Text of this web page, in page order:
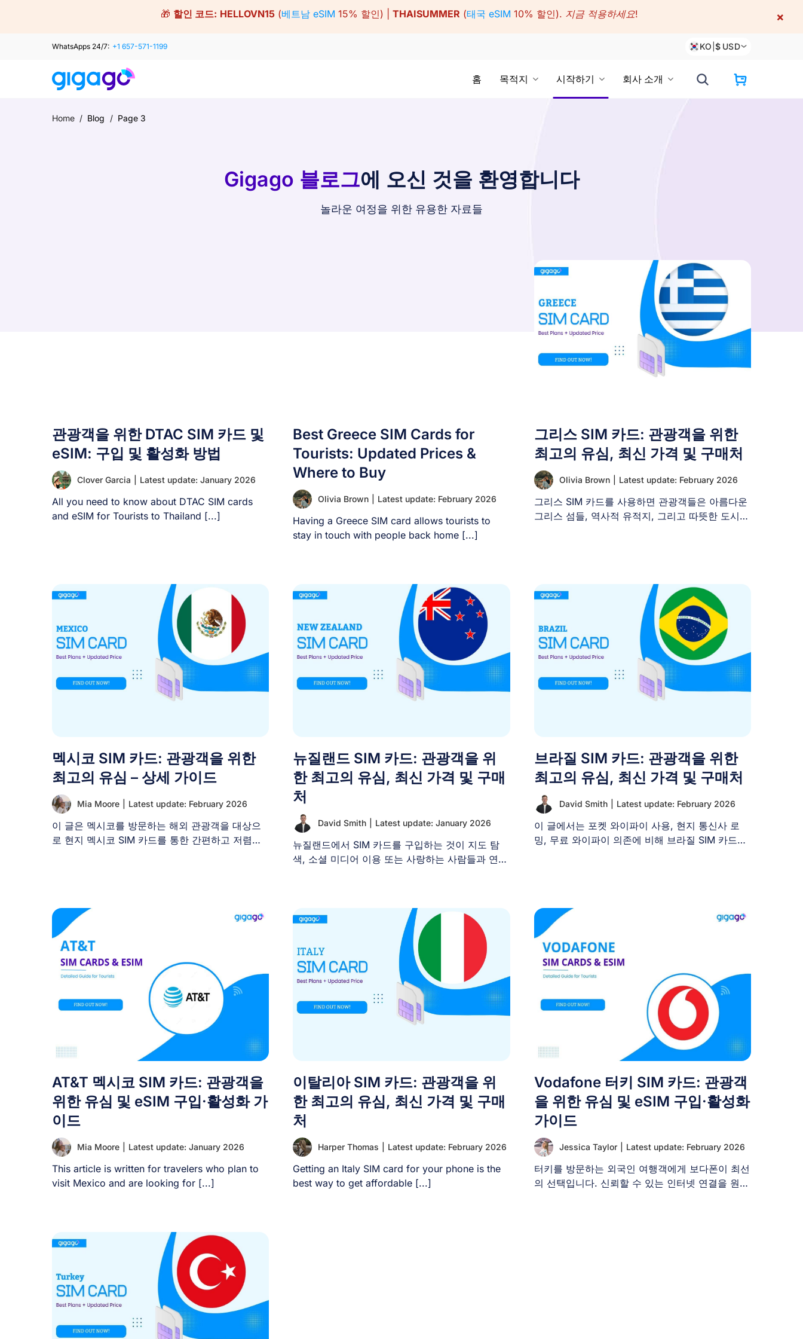
🎁 할인 코드: HELLOVN15(베트남 eSIM 15% 할인) | THAISUMMER (태국 eSIM 10% 할인). 지금 적용하세요! ×
WhatsApps 24/7: +1 657-571-1199 KO |$ USD
홈 목적지 시작하기 회사 소개
Home / Blog / Page 3
Gigago 블로그에 오신 것을 환영합니다
놀라운 여정을 위한 유용한 자료들
관광객을 위한 DTAC SIM 카드 및
eSIM: 구입 및 활성화 방법
Clover Garcia Latest update: January 2026
All you need to know about DTAC SIM cards
and eSIM for Tourists to Thailand [...]
Best Greece SIM Cards for
Tourists: Updated Prices &
Where to Buy
Olivia Brown Latest update: February 2026
Having a Greece SIM card allows tourists to
stay in touch with people back home [...]
그리스 SIM 카드: 관광객을 위한
최고의 유심, 최신 가격 및 구매처
Olivia Brown Latest update: February 2026
그리스 SIM 카드를 사용하면 관광객들은 아름다운
그리스 섬들, 역사적 유적지, 그리고 따뜻한 도시들
멕시코 SIM 카드: 관광객을 위한
최고의 유심 – 상세 가이드
Mia Moore Latest update: February 2026
이 글은 멕시코를 방문하는 해외 관광객을 대상으
로 현지 멕시코 SIM 카드를 통한 간편하고 저렴한
뉴질랜드 SIM 카드: 관광객을 위
한 최고의 유심, 최신 가격 및 구매
처
David Smith Latest update: January 2026
뉴질랜드에서 SIM 카드를 구입하는 것이 지도 탐
색, 소셜 미디어 이용 또는 사랑하는 사람들과 연락
브라질 SIM 카드: 관광객을 위한
최고의 유심, 최신 가격 및 구매처
David Smith Latest update: February 2026
이 글에서는 포켓 와이파이 사용, 현지 통신사 로
밍, 무료 와이파이 의존에 비해 브라질 SIM 카드를
AT&T 멕시코 SIM 카드: 관광객을
위한 유심 및 eSIM 구입·활성화 가
이드
Mia Moore Latest update: January 2026
This article is written for travelers who plan to
visit Mexico and are looking for [...]
이탈리아 SIM 카드: 관광객을 위
한 최고의 유심, 최신 가격 및 구매
처
Harper Thomas Latest update: February 2026
Getting an Italy SIM card for your phone is the
best way to get affordable [...]
Vodafone 터키 SIM 카드: 관광객
을 위한 유심 및 eSIM 구입·활성화
가이드
Jessica Taylor Latest update: February 2026
터키를 방문하는 외국인 여행객에게 보다폰이 최선
의 선택입니다. 신뢰할 수 있는 인터넷 연결을 원하